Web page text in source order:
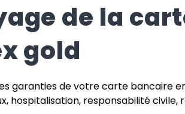
de la
gold
garanties de votre carte bancaire
hospitalisation, responsabilité civile,